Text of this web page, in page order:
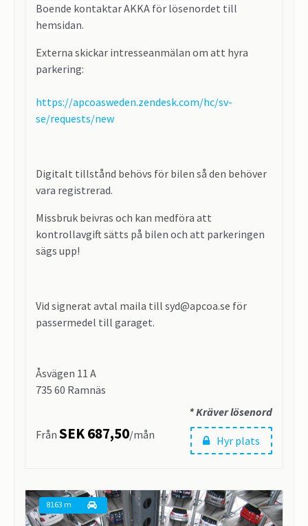
Boende kontaktar AKKA för lösenordet till
hemsidan.
Externa skickar intresseanmälan om att hyra
parkering:
https://apcoasweden.zendesk.com/hc/sv-
se/requests/new
Digitalt tillstånd behövs för bilen så den behöver
vara registrerad.
Missbruk beivras och kan medföra att
kontrollavgift sätts på bilen och att parkeringen
sägs upp!
Vid signerat avtal maila till syd@apcoa.se för
passermedel till garaget.
Åsvägen 11 A
735 60 Ramnäs
* Kräver lösenord
Hyr plats
Från SEK 687,50/mån
8163 m